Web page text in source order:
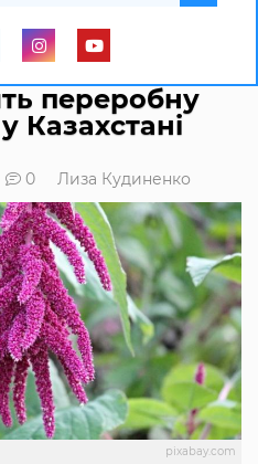
переробну
Казахстані
0 Лиза Кудиненко
pixabay.com